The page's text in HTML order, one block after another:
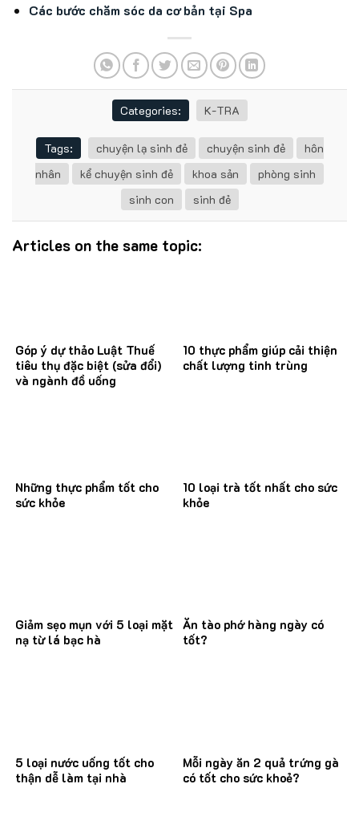
Các bước chăm sóc da cơ bản tại Spa
Categories: K-TRA
Tags: chuyện lạ sinh đẻ chuyện sinh đẻ
hôn
nhân
kể chuyện sinh đẻ khoa sản
phòng sinh
sinh con
sinh đẻ
Articles on the same topic:
Góp ý dự thảo Luật Thuế
tiêu thụ đặc biệt (sửa đổi)
và ngành đồ uống
10 thực phẩm giúp cải thiện
chất lượng tinh trùng
Những thực phẩm tốt cho
sức khỏe
10 loại trà tốt nhất cho sức
khỏe
Giảm sẹo mụn với 5 loại mặt
nạ từ lá bạc hà
Ăn tào phớ hàng ngày có
tốt?
5 loại nước uống tốt cho
thận dễ làm tại nhà
Mỗi ngày ăn 2 quả trứng gà
có tốt cho sức khoẻ?